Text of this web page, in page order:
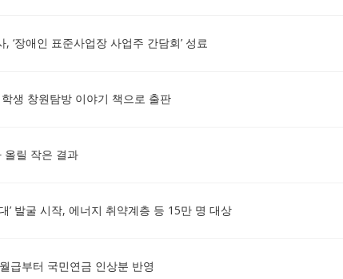
‘장애인 표준사업장 사업주 간담회’ 성료
생 창원탐방 이야기 책으로 출판
올릴 작은 결과
’ 발굴 시작, 에너지 취약계층 등 15만 명 대상
급부터 국민연금 인상분 반영